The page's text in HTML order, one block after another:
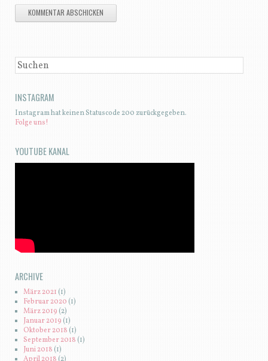
SUCHEN
INSTAGRAM
Instagram hat keinen Statuscode 200 zurückgegeben.
Folge uns!
YOUTUBE KANAL
ARCHIVE
März 2021(1)
Februar 2020 (1)
März 2019 (2)
Januar 2019 (1)
Oktober 2018(1)
September 2018 (1)
Juni 2018 (1)